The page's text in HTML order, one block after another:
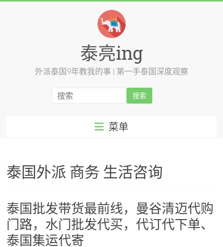
泰亮ing
外派泰国9年教我的事 | 第一手泰国深度观察
菜单
泰国外派 商务 生活咨询
泰国批发带货最前线，曼谷清迈代购
门路，水门批发代买，代订代下单、
泰国集运代寄